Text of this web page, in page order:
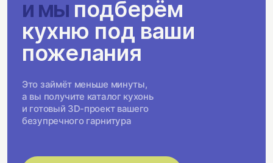
и мыподберём
кухню под ваши
пожелания
Это займёт меньше минуты,
а вы получите каталог кухонь
и готовый 3D-проект вашего
безупречного гарнитура